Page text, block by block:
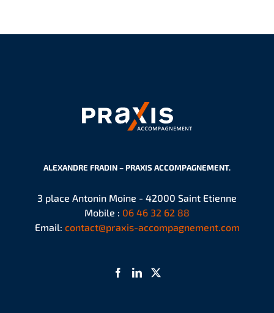
ALEXANDRE FRADIN – PRAXIS ACCOMPAGNEMENT.
3 place Antonin Moine - 42000 Saint Etienne
Mobile : 06 46 32 62 88
Email: contact@praxis-accompagnement.com